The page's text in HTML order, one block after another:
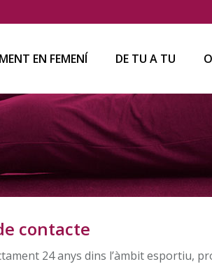
EN FEMENÍ DE TU A TU
contacte
24 anys dins l’àmbit esportiu,
EN FEMENÍ DE TU A TU ON